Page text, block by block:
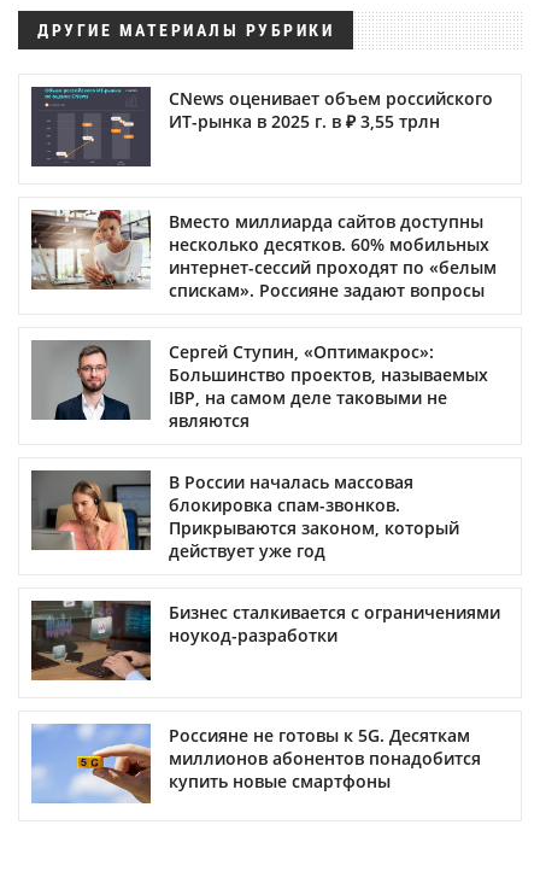
ДРУГИЕ МАТЕРИАЛЫ РУБРИКИ
CNews оценивает объем российского
ИТ-рынка в 2025 г. в ₽ 3,55 трлн
Вместо миллиарда сайтов доступны
несколько десятков. 60% мобильных
интернет-сессий проходят по «белым
спискам». Россияне задают вопросы
Сергей Ступин, «Оптимакрос»:
Большинство проектов, называемых
IBP, на самом деле таковыми не
являются
В России началась массовая
блокировка спам-звонков.
Прикрываются законом, который
действует уже год
Бизнес сталкивается с ограничениями
ноукод-разработки
Россияне не готовы к 5G. Десяткам
миллионов абонентов понадобится
купить новые смартфоны